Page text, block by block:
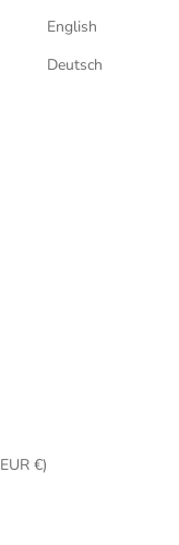
R.A.S. chinoise de Hong Kong (EUR €)
English
Deutsch